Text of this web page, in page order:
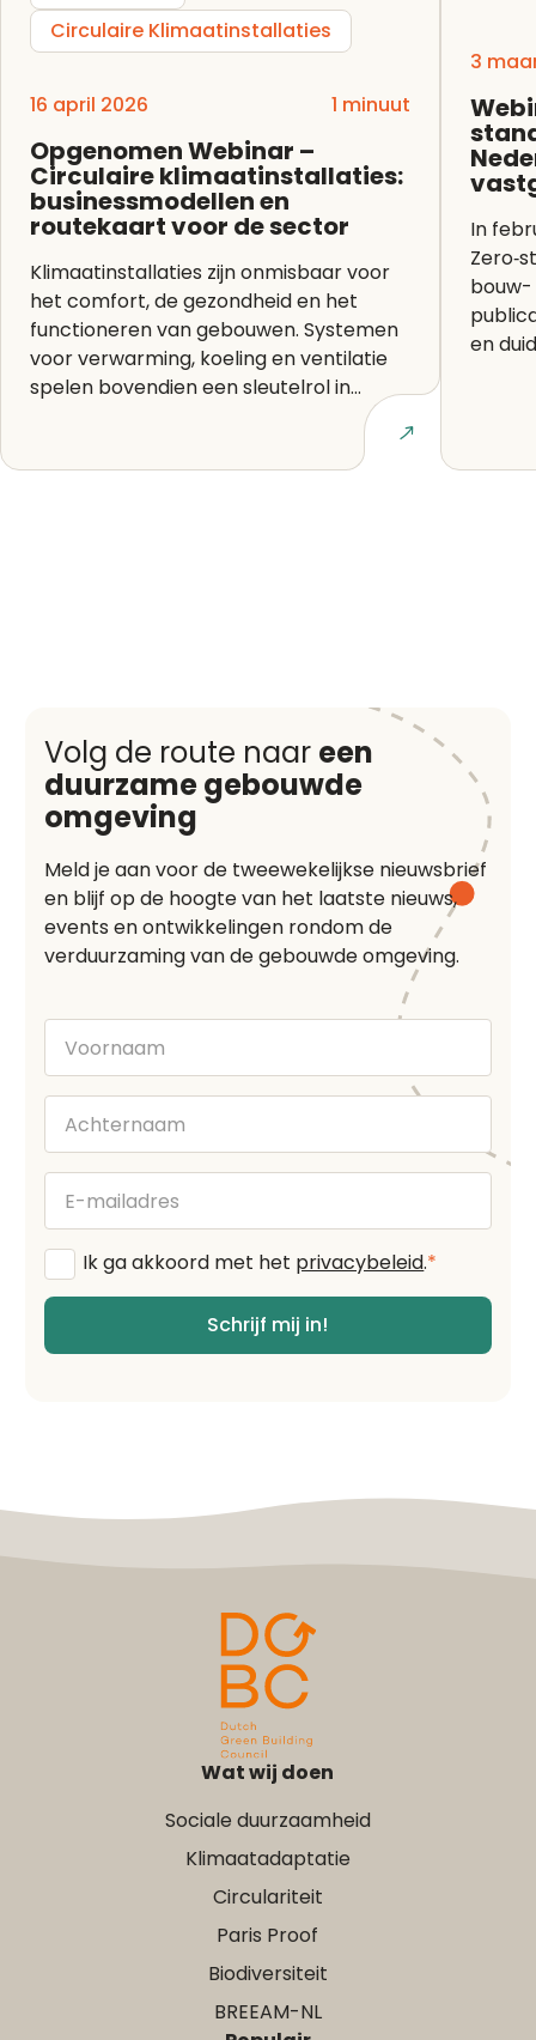
Circulaire Klimaatinstallaties
16 april 2026 1 minuut
Opgenomen Webinar –
Circulaire klimaatinstallaties:
businessmodellen en
routekaart voor de sector
Klimaatinstallaties zijn onmisbaar voor
het comfort, de gezondheid en het
functioneren van gebouwen. Systemen
voor verwarming, koeling en ventilatie
spelen bovendien een sleutelrol in...
Lees artikel
3
In
bouw-
en
Volg de route naar een
duurzame gebouwde
omgeving
Meld je aan voor de tweewekelijkse nieuwsbrief
en blijf op de hoogte van het laatste nieuws,
events en ontwikkelingen rondom de
verduurzaming van de gebouwde omgeving.
Voornaam
Achternaam
E-
mailadres
Algemene
voorwaarden*
Ik ga akkoord met het privacybeleid.*
Schrijf mij in!
Wat wij doen
Sociale duurzaamheid
Klimaatadaptatie
Circulariteit
Paris Proof
Biodiversiteit
BREEAM-NL